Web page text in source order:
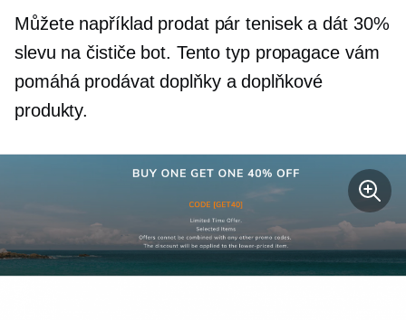
Můžete například prodat pár tenisek a dát 30%
slevu na čističe bot. Tento typ propagace vám
pomáhá prodávat doplňky a doplňkové
produkty.